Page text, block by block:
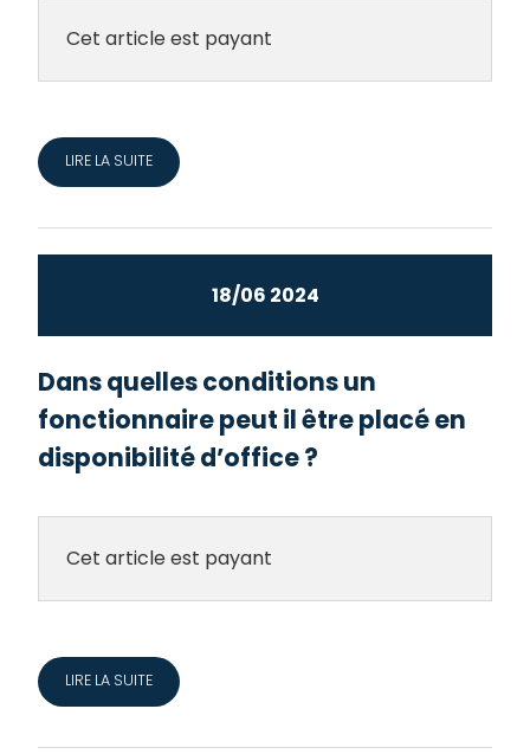
Cet article est payant
LIRE LA SUITE
18/06 2024
Dans quelles conditions un
fonctionnaire peut il être placé en
disponibilité d’office ?
Cet article est payant
LIRE LA SUITE